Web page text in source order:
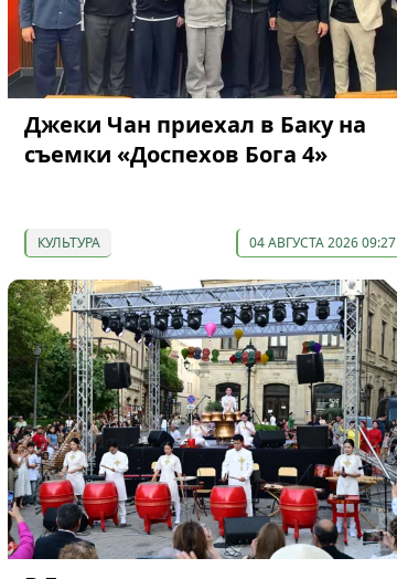
Джеки Чан приехал в Баку на
съемки «Доспехов Бога 4»
КУЛЬТУРА 04 АВГУСТА 2026 09:27